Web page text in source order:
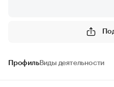
ПрофильВиды деятельности